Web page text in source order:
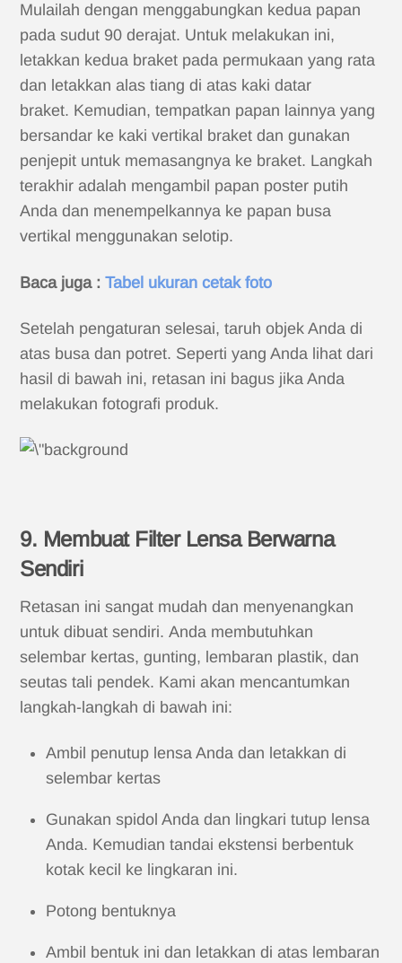
Mulailah dengan menggabungkan kedua papan
pada sudut 90 derajat. Untuk melakukan ini,
letakkan kedua braket pada permukaan yang rata
dan letakkan alas tiang di atas kaki datar
braket. Kemudian, tempatkan papan lainnya yang
bersandar ke kaki vertikal braket dan gunakan
penjepit untuk memasangnya ke braket. Langkah
terakhir adalah mengambil papan poster putih
Anda dan menempelkannya ke papan busa
vertikal menggunakan selotip.
Baca juga :Tabel ukuran cetak foto
Setelah pengaturan selesai, taruh objek Anda di
atas busa dan potret. Seperti yang Anda lihat dari
hasil di bawah ini, retasan ini bagus jika Anda
melakukan fotografi produk.
9. Membuat Filter Lensa Berwarna
Sendiri
Retasan ini sangat mudah dan menyenangkan
untuk dibuat sendiri. Anda membutuhkan
selembar kertas, gunting, lembaran plastik, dan
seutas tali pendek. Kami akan mencantumkan
langkah-langkah di bawah ini:
Ambil penutup lensa Anda dan letakkan di
selembar kertas
Gunakan spidol Anda dan lingkari tutup lensa
Anda. Kemudian tandai ekstensi berbentuk
kotak kecil ke lingkaran ini.
Potong bentuknya
Ambil bentuk ini dan letakkan di atas lembaran